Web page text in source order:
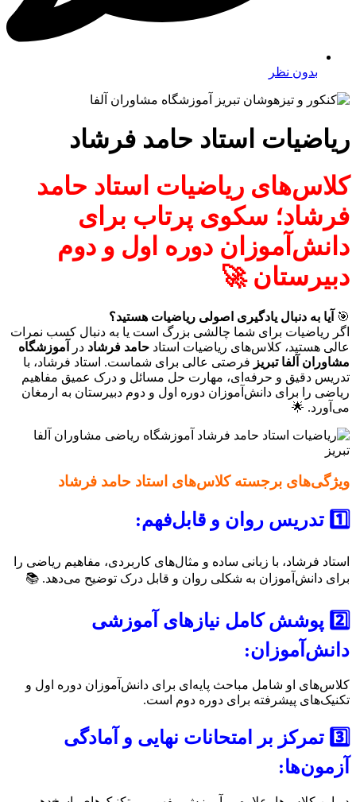
بدون نظر
ریاضیات استاد حامد فرشاد
کلاس‌های ریاضیات استاد حامد
فرشاد؛ سکوی پرتاب برای
دانش‌آموزان دوره اول و دوم
دبیرستان 🚀
🎯 آیا به دنبال یادگیری اصولی ریاضیات هستید؟
اگر ریاضیات برای شما چالشی بزرگ است یا به دنبال کسب نمرات
عالی هستید، کلاس‌های ریاضیات استاد حامد فرشاد در
آموزشگاه
مشاوران آلفا تبریز فرصتی عالی برای شماست. استاد فرشاد، با
تدریس دقیق و حرفه‌ای، مهارت حل مسائل و درک عمیق مفاهیم
ریاضی را برای دانش‌آموزان دوره اول و دوم دبیرستان به ارمغان
می‌آورد. 🌟
ویژگی‌های برجسته کلاس‌های استاد حامد فرشاد
1️⃣ تدریس روان و قابل‌فهم:
استاد فرشاد، با زبانی ساده و مثال‌های کاربردی، مفاهیم ریاضی را
برای دانش‌آموزان به شکلی روان و قابل درک توضیح می‌دهد. 📚
2️⃣ پوشش کامل نیازهای آموزشی
دانش‌آموزان:
کلاس‌های او شامل مباحث پایه‌ای برای دانش‌آموزان دوره اول و
تکنیک‌های پیشرفته برای دوره دوم است.
3️⃣ تمرکز بر امتحانات نهایی و آمادگی
آزمون‌ها: